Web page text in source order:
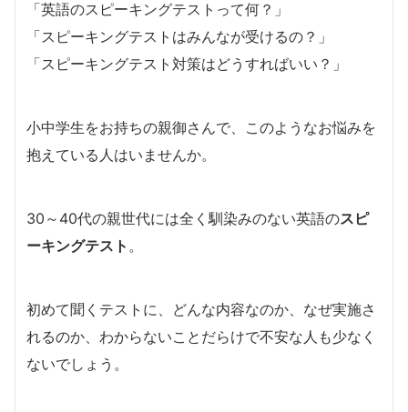
「英語のスピーキングテストって何？」
「スピーキングテストはみんなが受けるの？」
「スピーキングテスト対策はどうすればいい？」
小中学生をお持ちの親御さんで、このようなお悩みを
抱えている人はいませんか。
30～40代の親世代には全く馴染みのない英語のスピ
ーキングテスト 。
初めて聞くテストに、どんな内容なのか、なぜ実施さ
れるのか、わからないことだらけで不安な人も少なく
ないでしょう。